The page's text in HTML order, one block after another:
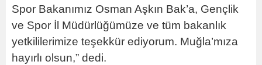
Spor Bakanımız Osman Aşkın Bak’a, Gençlik
ve Spor İl Müdürlüğümüze ve tüm bakanlık
yetkililerimize teşekkür ediyorum. Muğla’mıza
hayırlı olsun,” dedi.